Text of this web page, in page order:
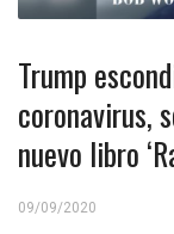
Trump
coronavirus,
nuevo libro
09/09/2020